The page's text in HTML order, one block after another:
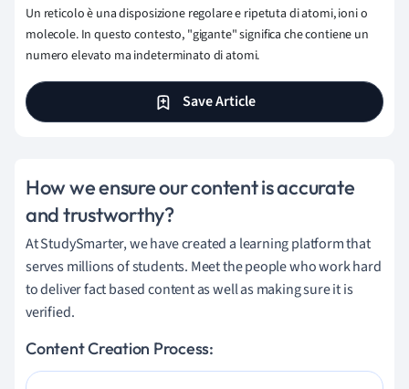
Un reticolo è una disposizione regolare e ripetuta di atomi, ioni o
molecole. In questo contesto, "gigante" significa che contiene un
numero elevato ma indeterminato di atomi.
Save Article
How we ensure our content is accurate
and trustworthy?
At StudySmarter, we have created a learning platform that
serves millions of students. Meet the people who work hard
to deliver fact based content as well as making sure it is
verified.
Content Creation Process: